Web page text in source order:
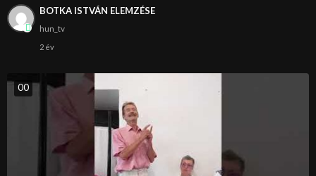
BOTKA ISTVÁN ELEMZÉSE
hun_tv
2 év
00